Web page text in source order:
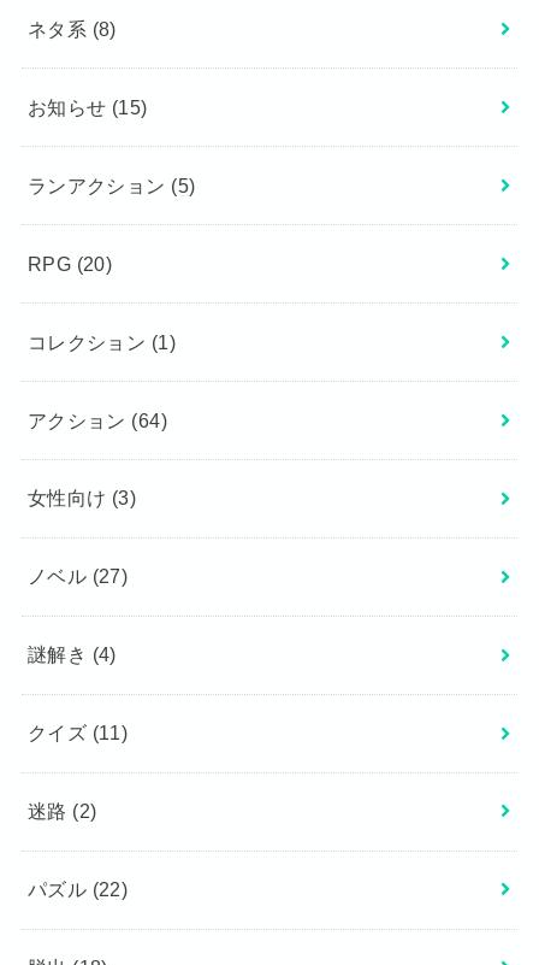
ネタ系 (8)
お知らせ (15)
ランアクション (5)
RPG (20)
コレクション (1)
アクション (64)
女性向け (3)
ノベル (27)
謎解き (4)
クイズ (11)
迷路 (2)
パズル (22)